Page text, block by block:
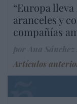
“Europa
aranceles y
compañías
Artículos